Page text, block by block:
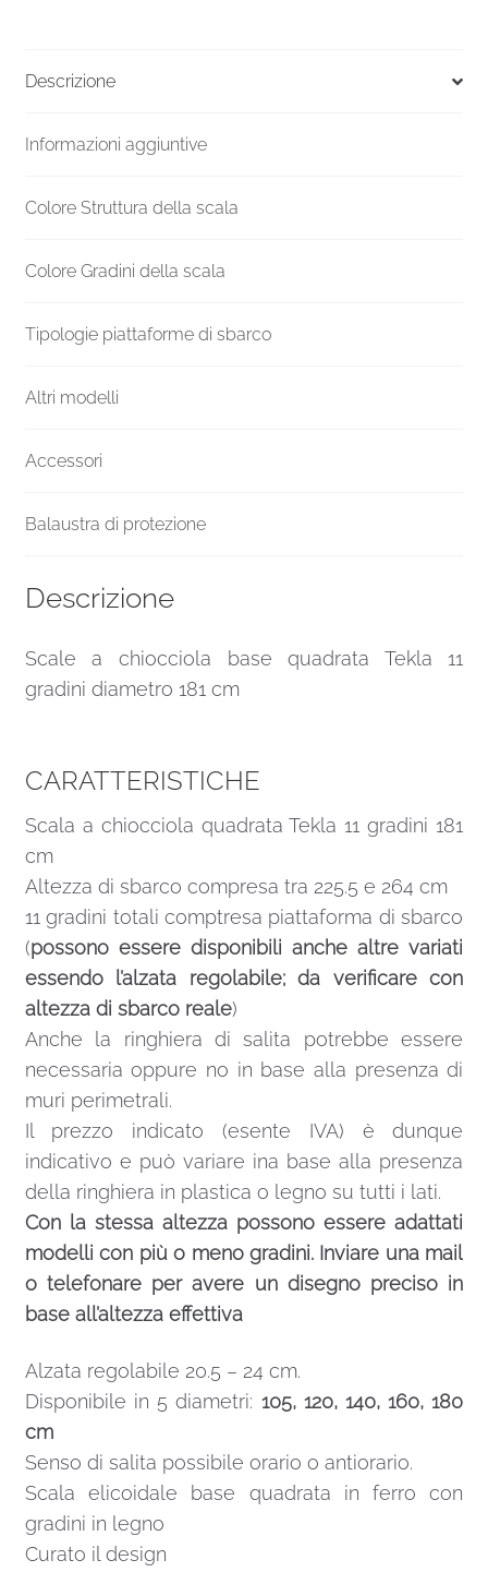
diametro
cm
Descrizione
Informazioni aggiuntive
Colore Struttura della scala
Colore Gradini della scala
Tipologie piattaforme di sbarco
Altri modelli
Accessori
Balaustra di protezione
Descrizione
Scale a chiocciola base quadrata Tekla 11
gradini diametro 181 cm
CARATTERISTICHE
Scala a chiocciola quadrata Tekla 11 gradini 181
cm
Altezza di sbarco compresa tra 225.5 e 264 cm
11 gradini totali comptresa piattaforma di sbarco
(possono essere disponibili anche altre variati
essendo l’alzata regolabile; da verificare con
altezza di sbarco reale)
Anche la ringhiera di salita potrebbe essere
necessaria oppure no in base alla presenza di
muri perimetrali.
Il prezzo indicato (esente IVA) è dunque
indicativo e può variare ina base alla presenza
della ringhiera in plastica o legno su tutti i lati.
Con la stessa altezza possono essere adattati
modelli con più o meno gradini. Inviare una mail
o telefonare per avere un disegno preciso in
base all’altezza effettiva
Alzata regolabile 20.5 – 24 cm.
Disponibile in 5 diametri: 105, 120, 140, 160, 180
cm
Senso di salita possibile orario o antiorario.
Scala elicoidale base quadrata in ferro con
gradini in legno
Curato il design